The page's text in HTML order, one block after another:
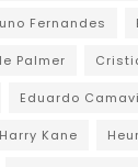
Fernandes
Palmer
Eduardo
Harry Kane